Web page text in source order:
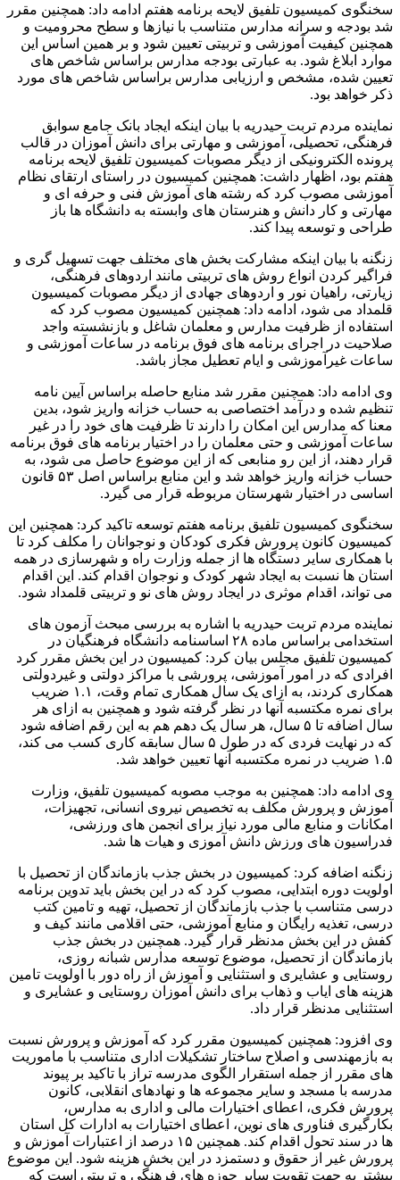
سخنگوی کمیسیون تلفیق لایحه برنامه هفتم ادامه داد: همچنین مقرر
شد بودجه و سرانه مدارس متناسب با نیازها و سطح محرومیت و
همچنین کیفیت آموزشی و تربیتی تعیین شود و بر همین اساس این
موارد ابلاغ شود. به عبارتی بودجه مدارس براساس شاخص های
تعیین شده، مشخص و ارزیابی مدارس براساس شاخص های مورد
ذکر خواهد بود.
نماینده مردم تربت حیدریه با بیان اینکه ایجاد بانک جامع سوابق
فرهنگی، تحصیلی، آموزشی و مهارتی برای دانش آموزان در قالب
پرونده الکترونیکی از دیگر مصوبات کمیسیون تلفیق لایحه برنامه
هفتم بود، اظهار داشت: همچنین کمیسیون در راستای ارتقای نظام
آموزشی مصوب کرد که رشته های آموزش فنی و حرفه ای و
مهارتی و کار دانش و هنرستان های وابسته به دانشگاه ها باز
طراحی و توسعه پیدا کند.
زنگنه با بیان اینکه مشارکت بخش های مختلف جهت تسهیل گری و
فراگیر کردن انواع روش های تربیتی مانند اردوهای فرهنگی،
زیارتی، راهیان نور و اردوهای جهادی از دیگر مصوبات کمیسیون
قلمداد می شود، ادامه داد: همچنین کمیسیون مصوب کرد که
استفاده از ظرفیت مدارس و معلمان شاغل و بازنشسته واجد
صلاحیت در اجرای برنامه های فوق برنامه در ساعات آموزشی و
ساعات غیرآموزشی و ایام تعطیل مجاز باشد.
وی ادامه داد: همچنین مقرر شد منابع حاصله براساس آیین نامه
تنظیم شده و درآمد اختصاصی به حساب خزانه واریز شود، بدین
معنا که مدارس این امکان را دارند تا ظرفیت های خود را در غیر
ساعات آموزشی و حتی معلمان را در اختیار برنامه های فوق برنامه
قرار دهند، از این رو منابعی که از این موضوع حاصل می شود، به
حساب خزانه واریز خواهد شد و این منابع براساس اصل ۵۳ قانون
اساسی در اختیار شهرستان مربوطه قرار می گیرد.
سخنگوی کمیسیون تلفیق برنامه هفتم توسعه تاکید کرد: همچنین این
کمیسیون کانون پرورش فکری کودکان و نوجوانان را مکلف کرد تا
با همکاری سایر دستگاه ها از جمله وزارت راه و شهرسازی در همه
استان ها نسبت به ایجاد شهر کودک و نوجوان اقدام کند. این اقدام
می تواند، اقدام موثری در ایجاد روش های نو و تربیتی قلمداد شود.
نماینده مردم تربت حیدریه با اشاره به بررسی مبحث آزمون های
استخدامی براساس ماده ۲۸ اساسنامه دانشگاه فرهنگیان در
کمیسیون تلفیق مجلس بیان کرد: کمیسیون در این بخش مقرر کرد
افرادی که در امور آموزشی، پرورشی با مراکز دولتی و غیردولتی
همکاری کردند، به ازای یک سال همکاری تمام وقت، ۱.۱ ضریب
برای نمره مکتسبه آنها در نظر گرفته شود و همچنین به ازای هر
سال اضافه تا ۵ سال، هر سال یک دهم هم به این رقم اضافه شود
که در نهایت فردی که در طول ۵ سال سابقه کاری کسب می کند،
۱.۵ ضریب در نمره مکتسبه آنها تعیین خواهد شد.
وی ادامه داد: همچنین به موجب مصوبه کمیسیون تلفیق، وزارت
آموزش و پرورش مکلف به تخصیص نیروی انسانی، تجهیزات،
امکانات و منابع مالی مورد نیاز برای انجمن های ورزشی،
فدراسیون های ورزش دانش آموزی و هیات ها شد.
زنگنه اضافه کرد: کمیسیون در بخش جذب بازماندگان از تحصیل با
اولویت دوره ابتدایی، مصوب کرد که در این بخش باید تدوین برنامه
درسی متناسب با جذب بازماندگان از تحصیل، تهیه و تامین کتب
درسی، تغذیه رایگان و منابع آموزشی، حتی اقلامی مانند کیف و
کفش در این بخش مدنظر قرار گیرد. همچنین در بخش جذب
بازماندگان از تحصیل، موضوع توسعه مدارس شبانه روزی،
روستایی و عشایری و استثنایی و آموزش از راه دور با اولویت تامین
هزینه های ایاب و ذهاب برای دانش آموزان روستایی و عشایری و
استثنایی مدنظر قرار داد.
وی افزود: همچنین کمیسیون مقرر کرد که آموزش و پرورش نسبت
به بازمهندسی و اصلاح ساختار تشکیلات اداری متناسب با ماموریت
های مقرر از جمله استقرار الگوی مدرسه تراز با تاکید بر پیوند
مدرسه با مسجد و سایر مجموعه ها و نهادهای انقلابی، کانون
پرورش فکری، اعطای اختیارات مالی و اداری به مدارس،
بکارگیری فناوری های نوین، اعطای اختیارات به ادارات کل استان
ها در سند تحول اقدام کند. همچنین ۱۵ درصد از اعتبارات آموزش و
پرورش غیر از حقوق و دستمزد در این بخش هزینه شود. این موضوع
بیشتر به جهت تقویت سایر حوزه های فرهنگی و تربیتی است که